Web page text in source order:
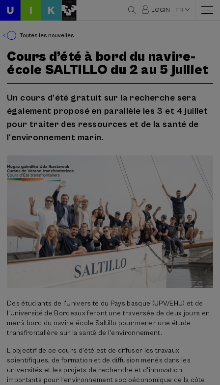
LOGIN FR
Toutes les nouvelles
Cours d’été à bord du navire-
école SALTILLO du 2 au 5 juillet
Un cours d'été gratuit sur la recherche sera
également proposé en parallèle les 3 et 4 juillet
pour traiter des ressources et de la santé de
l'environnement marin.
Des étudiants de l'Université du Pays basque (UPV/EHU) et de
l'Université de Bordeaux feront une traversée de deux jours en
mer à bord du navire-école Saltillo pour mener une étude
transfrontalière sur la santé de l'environnement.
L'objectif de ce cours d'été est de diffuser les travaux
scientifiques, de formation et de diffusion menés dans les
universités et les projets de recherche et d'innovation
importants pour l'environnement socioéconomique de la côte